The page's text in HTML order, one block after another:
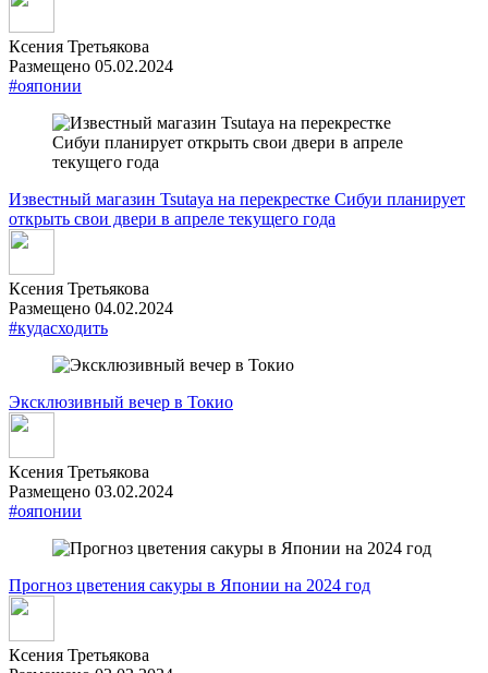
Ксения Третьякова
Размещено 05.02.2024
#ояпонии
Известный магазин Tsutaya на перекрестке Сибуи планирует
открыть свои двери в апреле текущего года
Ксения Третьякова
Размещено 04.02.2024
#кудасходить
Эксклюзивный вечер в Токио
Ксения Третьякова
Размещено 03.02.2024
#ояпонии
Прогноз цветения сакуры в Японии на 2024 год
Ксения Третьякова